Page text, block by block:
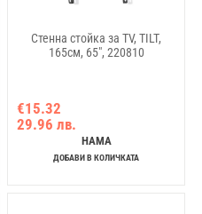
Стенна стойка за TV, TILT,
165см, 65", 220810
€15.32
29.96 лв.
HAMA
ДОБАВИ В КОЛИЧКАТА